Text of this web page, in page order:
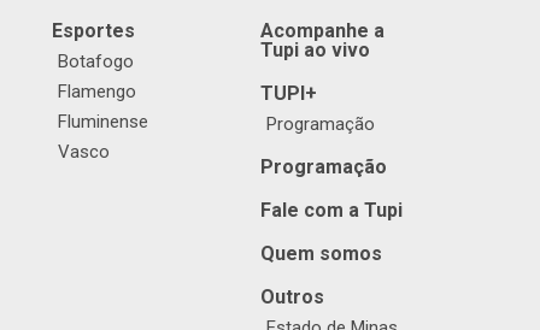
Esportes
Botafogo
Flamengo
Fluminense
Vasco
Acompanhe a
Tupi ao vivo
TUPI+
Programação
Programação
Fale com a Tupi
Quem somos
Outros